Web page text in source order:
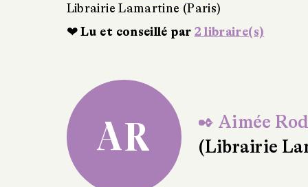
Librairie Lamartine (Paris)
❤ Lu et conseillé par2 libraire(s)
AR
✒ Aimée
(Librairie